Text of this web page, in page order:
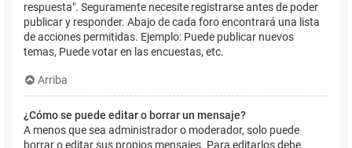
respuesta". Seguramente necesite registrarse antes de poder
publicar y responder. Abajo de cada foro encontrará una lista
de acciones permitidas. Ejemplo: Puede publicar nuevos
temas, Puede votar en las encuestas, etc.
Arriba
¿Cómo se puede editar o borrar un mensaje?
A menos que sea administrador o moderador, solo puede
borrar o editar sus propios mensajes. Para editarlos debe